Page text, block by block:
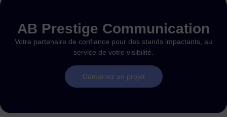
AB Prestige Communication
Votre partenaire de confiance pour des stands impactants, au
service de votre visibilité.
Démarrez un projet